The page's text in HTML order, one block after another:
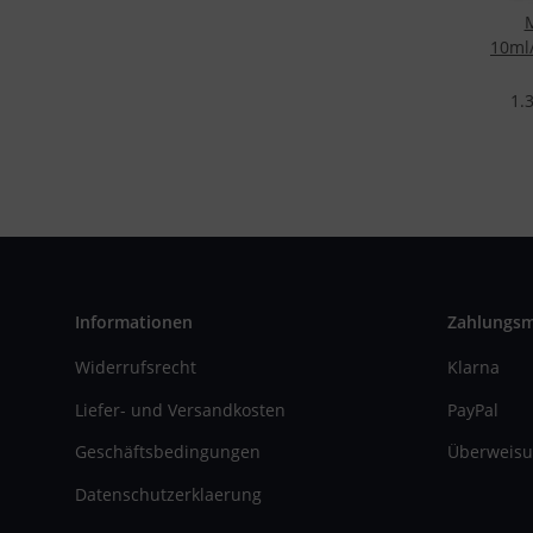
Informationen
Widerrufsrecht
Liefer- und Versandkosten
Geschäftsbedingungen
Datenschutzerklaerung
Klarna
PayPal